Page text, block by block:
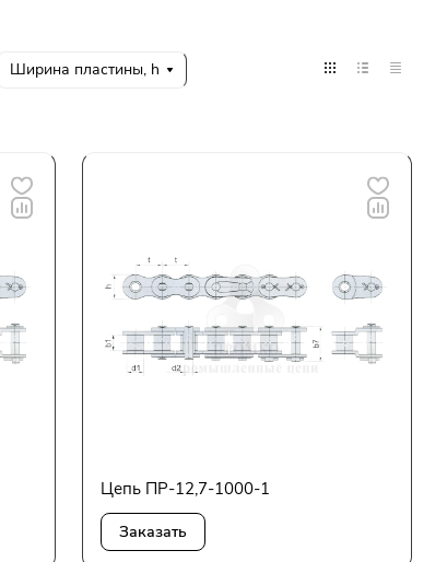
Ширина пластины, h
Цепь ПР-12,7-1000-1
Заказать